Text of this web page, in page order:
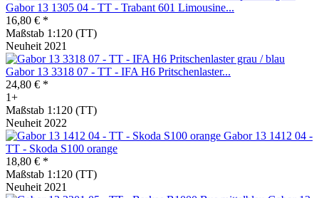
Gabor 13 1305 04 - TT - Trabant 601 Limousine...
16,80 € *
Maßstab 1:120 (TT)
Neuheit 2021
Gabor 13 3318 07 - TT - IFA H6 Pritschenlaster...
24,80 € *
1+
Maßstab 1:120 (TT)
Neuheit 2022
Gabor 13 1412 04 -
TT - Skoda S100 orange
18,80 € *
Maßstab 1:120 (TT)
Neuheit 2021